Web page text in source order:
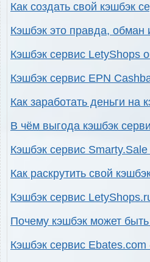
Как создать свой кэшбэк
Кэшбэк это правда, обман
Кэшбэк сервис LetyShops
Кэшбэк сервис EPN
Как заработать деньги на
В чём выгода кэшбэк
Кэшбэк сервис
Как раскрутить свой
Кэшбэк сервис
Почему кэшбэк может
Кэшбэк сервис Ebates.com